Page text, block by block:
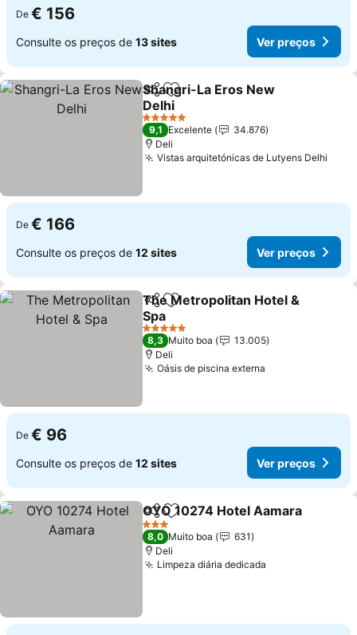
De € 156
Consulte os preços de 13 sites Ver preços
PartilharAdicionar aos favoritos
Shangri-La Eros New
Delhi
Ver preços
5 Estrelas
9,1 Excelente
34.876
Deli
Vistas arquitetónicas de Lutyens Delhi
De € 166
Consulte os preços de 12 sites Ver preços
PartilharAdicionar aos favoritos
The Metropolitan Hotel &
Spa
Ver preços
5 Estrelas
8,3 Muito boa
13.005
Deli
Oásis de piscina externa
De € 96
Consulte os preços de 12 sites Ver preços
PartilharAdicionar aos favoritos
OYO 10274 Hotel Aamara
3 Estrelas
8,0 Muito boa
631
Deli
Limpeza diária dedicada